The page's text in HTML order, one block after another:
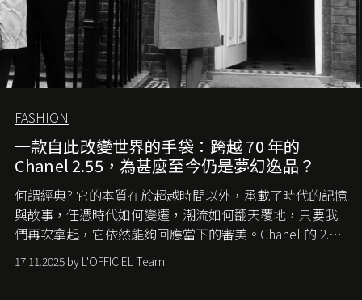
FASHION
一款自此改變世界的手袋：跨越 70 年的
Chanel 2.55，為甚麼至今仍是夢幻逸品？
何謂經典? 它的本質在於超越時間以外，承載了時代的記憶
與故事，任憑時代如何變遷，潮流如何翻天覆地，只要我
們再次拿起，它依然能夠回應當下的審美。Chanel 的 2.55
手袋更是這樣存在，自問世至今，一直有着舉足輕重的地
位。如果說每個女生的第一個夢想手袋是 Chanel，那 2.55
17.11.2025 by L'OFFICIEL Team